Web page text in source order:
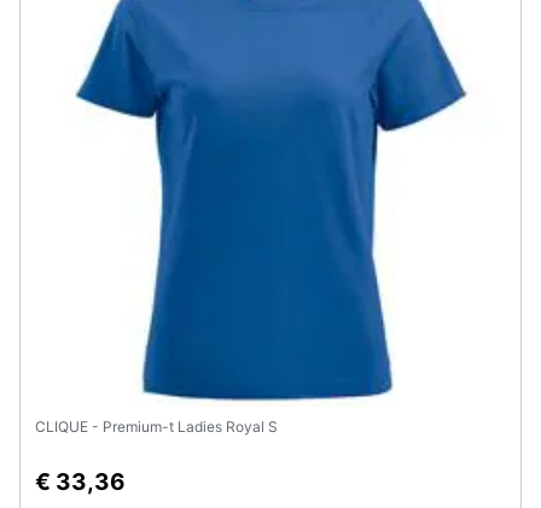
CLIQUE - Premium-t Ladies Royal S
€ 33,36